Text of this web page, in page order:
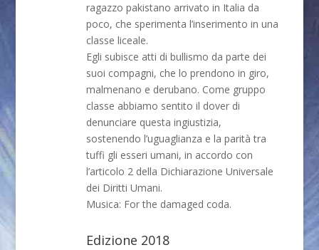
ragazzo pakistano arrivato in Italia da
poco, che sperimenta l’inserimento in una
classe liceale.
Egli subisce atti di bullismo da parte dei
suoi compagni, che lo prendono in giro,
malmenano e derubano. Come gruppo
classe abbiamo sentito il dover di
denunciare questa ingiustizia,
sostenendo l’uguaglianza e la parità tra
tuffi gli esseri umani, in accordo con
l’articolo 2 della Dichiarazione Universale
dei Diritti Umani.
Musica: For the damaged coda.
Edizione 2018